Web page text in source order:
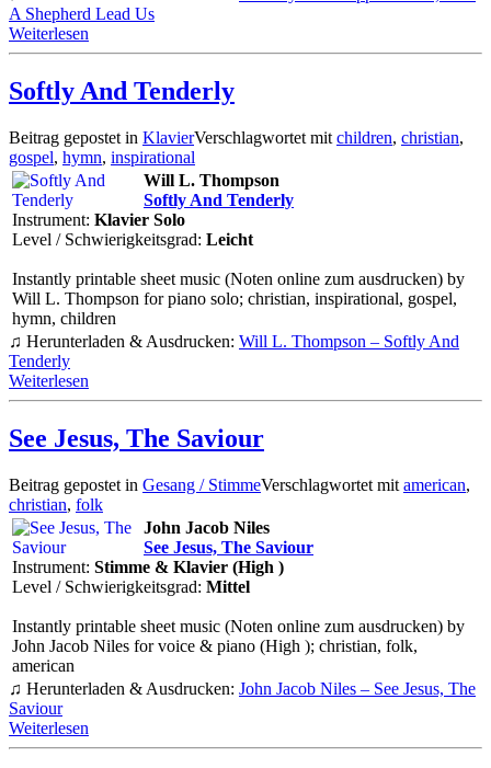
A Shepherd Lead Us
Weiterlesen
Softly And Tenderly
Beitrag gepostet in KlavierVerschlagwortet mit children, christian,
gospel, hymn, inspirational
Will L. Thompson
Softly And Tenderly
Instrument: Klavier Solo
Level / Schwierigkeitsgrad: Leicht
Instantly printable sheet music (Noten online zum ausdrucken) by
Will L. Thompson for piano solo; christian, inspirational, gospel,
hymn, children
♫ Herunterladen & Ausdrucken: Will L. Thompson – Softly And
Tenderly
Weiterlesen
See Jesus, The Saviour
Beitrag gepostet in Gesang / StimmeVerschlagwortet mit american,
christian, folk
John Jacob Niles
See Jesus, The Saviour
Instrument: Stimme & Klavier (High )
Level / Schwierigkeitsgrad: Mittel
Instantly printable sheet music (Noten online zum ausdrucken) by
John Jacob Niles for voice & piano (High ); christian, folk,
american
♫ Herunterladen & Ausdrucken: John Jacob Niles – See Jesus, The
Saviour
Weiterlesen